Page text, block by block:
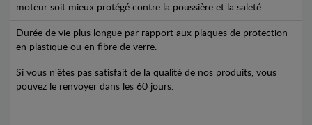
moteur soit mieux protégé contre la poussière et la saleté.
Durée de vie plus longue par rapport aux plaques de protection
en plastique ou en fibre de verre.
Si vous n'êtes pas satisfait de la qualité de nos produits, vous
pouvez le renvoyer dans les 60 jours.